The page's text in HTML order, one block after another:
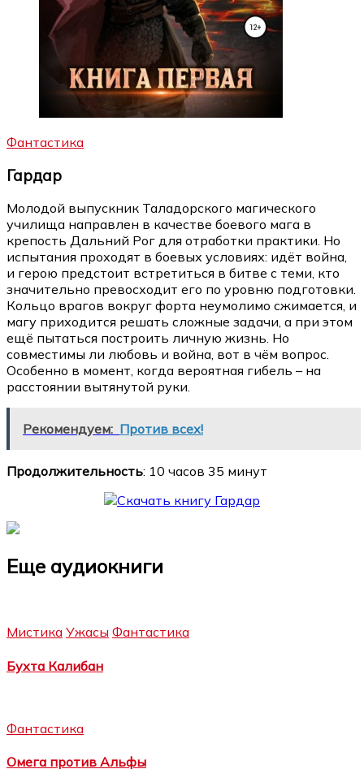
Фантастика
Гардар
Молодой выпускник Таладорского магического
училища направлен в качестве боевого мага в
крепость Дальний Рог для отработки практики. Но
испытания проходят в боевых условиях: идёт война,
и герою предстоит встретиться в битве с теми, кто
значительно превосходит его по уровню подготовки.
Кольцо врагов вокруг форта неумолимо сжимается, и
магу приходится решать сложные задачи, а при этом
ещё пытаться построить личную жизнь. Но
совместимы ли любовь и война, вот в чём вопрос.
Особенно в момент, когда вероятная гибель – на
расстоянии вытянутой руки.
Рекомендуем: Против всех!
Продолжительность: 10 часов 35 минут
Еще аудиокниги
Мистика Ужасы Фантастика
Бухта Калибан
Фантастика
Омега против Альфы